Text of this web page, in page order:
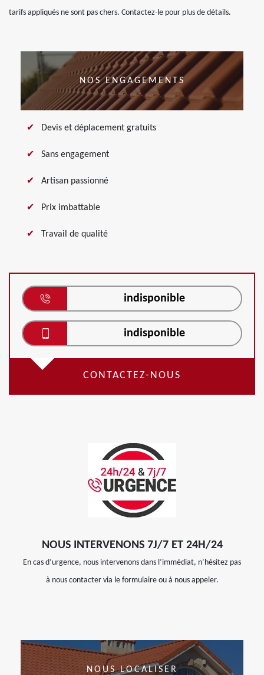
tarifs appliqués ne sont pas chers. Contactez-le pour plus de détails.
NOS ENGAGEMENTS
Devis et déplacement gratuits
Sans engagement
Artisan passionné
Prix imbattable
Travail de qualité
indisponible
indisponible
CONTACTEZ-NOUS
NOUS INTERVENONS 7J/7 ET 24H/24
En cas d’urgence, nous intervenons dans l’immédiat, n’hésitez pas
à nous contacter via le formulaire ou à nous appeler.
NOUS LOCALISER